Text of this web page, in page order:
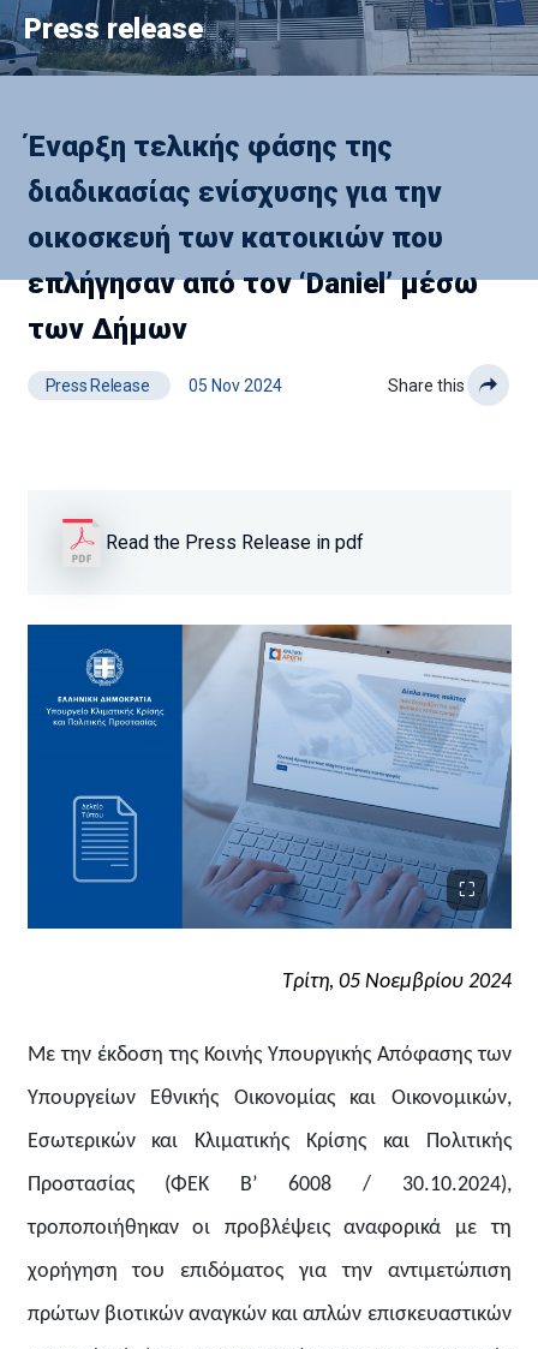
Press release
Έναρξη τελικής φάσης της
διαδικασίας ενίσχυσης για την
οικοσκευή των κατοικιών που
επλήγησαν από τον ‘Daniel’ μέσω
των Δήμων
Press Release 05 Nov 2024 Share this
Read the Press Release in pdf
Τρίτη, 05 Νοεμβρίου 2024
Με την έκδοση της Κοινής Υπουργικής Απόφασης των
Υπουργείων Εθνικής Οικονομίας και Οικονομικών,
Εσωτερικών και Κλιματικής Κρίσης και Πολιτικής
Προστασίας (ΦΕΚ Β’ 6008 / 30.10.2024),
τροποποιήθηκαν οι προβλέψεις αναφορικά με τη
χορήγηση του επιδόματος για την αντιμετώπιση
πρώτων βιοτικών αναγκών και απλών επισκευαστικών